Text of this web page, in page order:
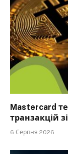
Mastercard
транзакцій
6 Серпня 2026